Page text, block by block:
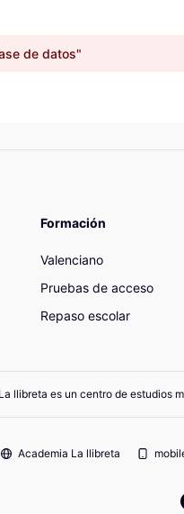
de datos"
Formación
Valenciano
Pruebas de acceso
Repaso escolar
llibreta es un centro de estudios
Academia La llibreta